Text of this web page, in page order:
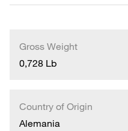
Gross Weight
0,728 Lb
Country of Origin
Alemania